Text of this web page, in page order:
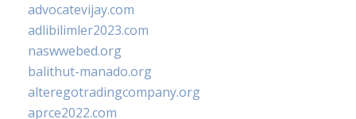
advocatevijay.com
adlibilimler2023.com
naswwebed.org
balithut-manado.org
alteregotradingcompany.org
aprce2022.com